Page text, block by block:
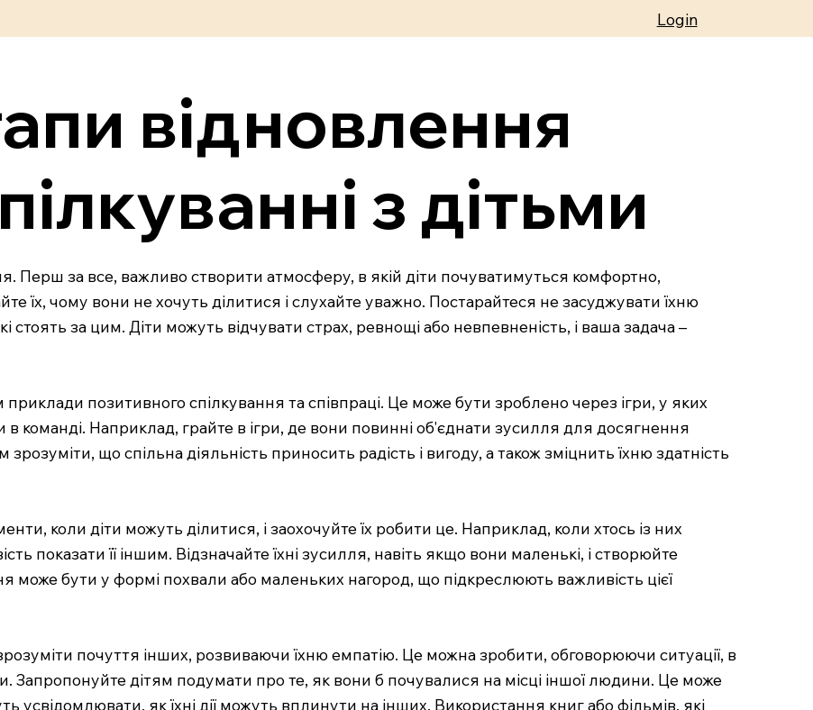
Login
відновлення
з дітьми
Перш за все, важливо створити атмосферу, в якій діти почуватимуться комфортно,
їх, чому вони не хочуть ділитися і слухайте уважно. Постарайтеся не засуджувати їхню
стоять за цим. Діти можуть відчувати страх, ревнощі або невпевненість, і ваша задача –
позитивного спілкування та співпраці. Це може бути зроблено через ігри, у яких
команді. Наприклад, грайте в ігри, де вони повинні об'єднати зусилля для досягнення
зрозуміти, що спільна діяльність приносить радість і вигоду, а також зміцнить їхню здатність
коли діти можуть ділитися, і заохочуйте їх робити це. Наприклад, коли хтось із них
показати її іншим. Відзначайте їхні зусилля, навіть якщо вони маленькі, і створюйте
може бути у формі похвали або маленьких нагород, що підкреслюють важливість цієї
почуття інших, розвиваючи їхню емпатію. Це можна зробити, обговорюючи ситуації, в
Запропонуйте дітям подумати про те, як вони б почувалися на місці іншої людини. Це може
усвідомлювати, як їхні дії можуть вплинути на інших. Використання книг або фільмів, які